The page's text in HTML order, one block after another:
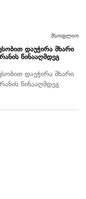
მსოფლიო
დაუჭირა მხარი
წინააღმდეგ
დაუჭირა მხარი
წინააღმდეგ